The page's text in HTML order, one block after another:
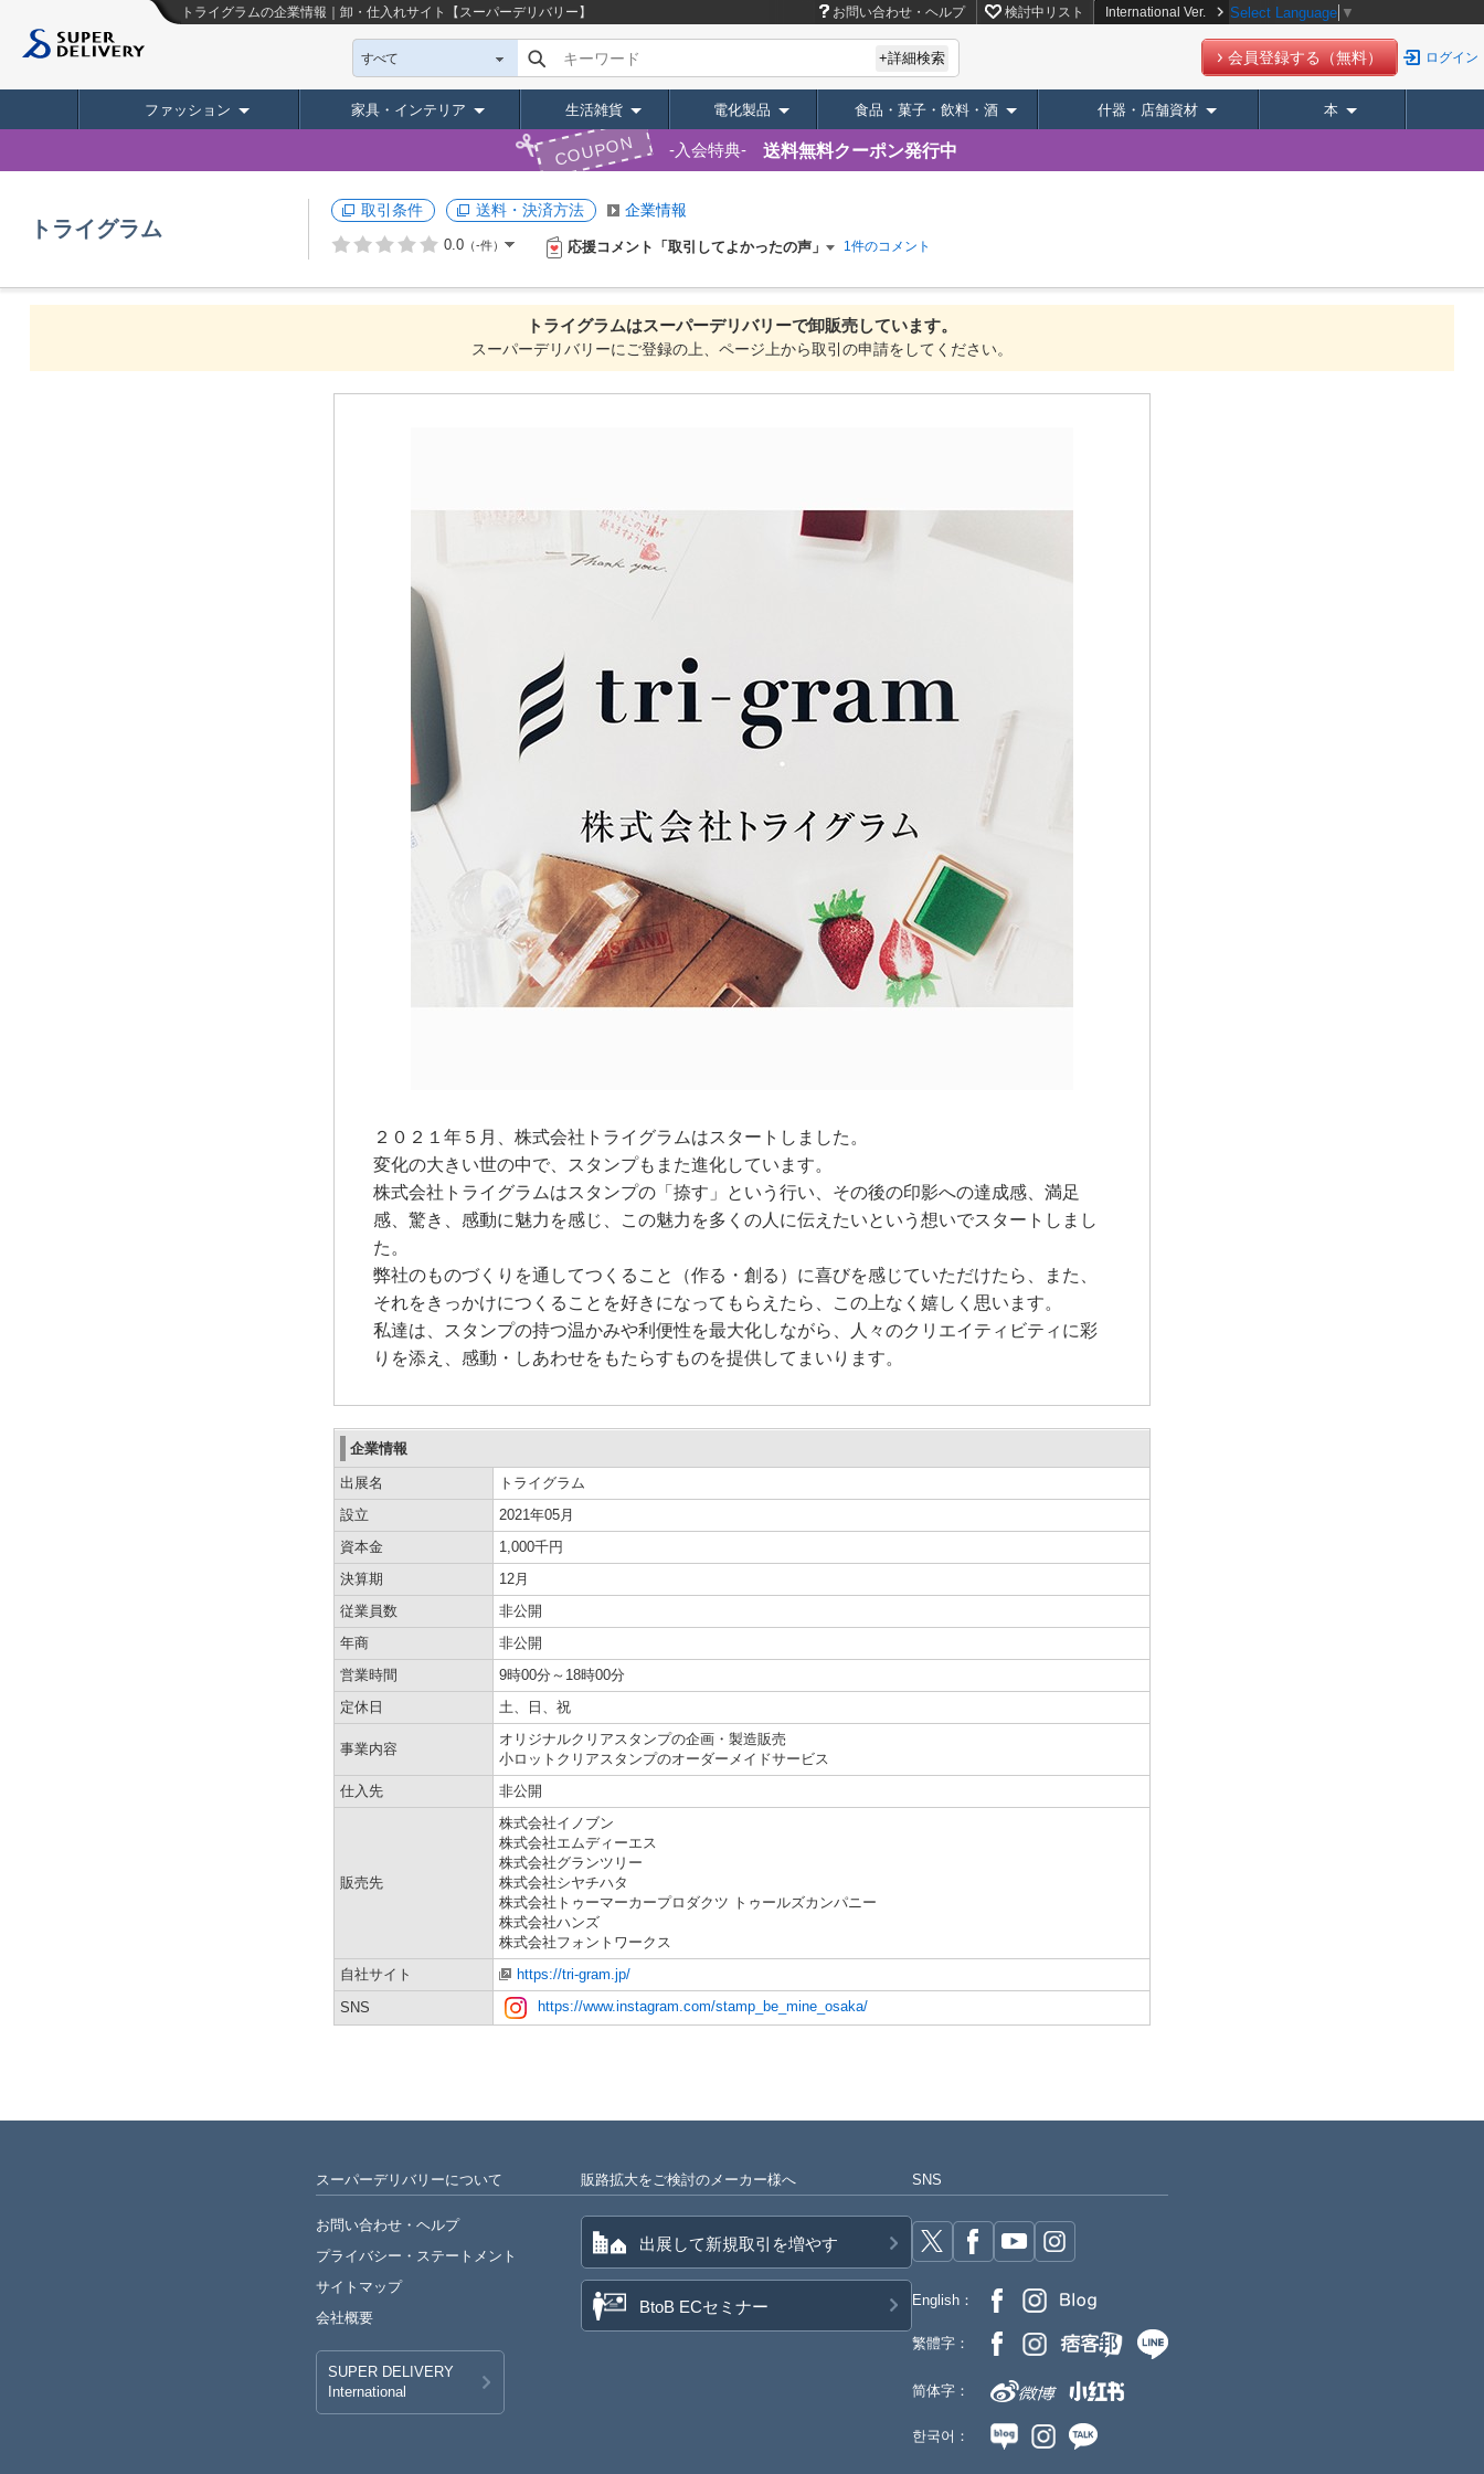
トライグラムの企業情報｜卸・仕入れサイト【スーパーデリバリー】 お問い合わせ・ヘルプ 検討中リスト International Ver. Select Language ▼
すべて キーワード +詳細検索 会員登録する（無料） ログイン
ファッション 家具・インテリア 生活雑貨 電化製品 食品・菓子・飲料・酒 什器・店舗資材 本
COUPON 入会特典 送料無料クーポン発行中
トライグラム
取引条件 送料・決済方法 企業情報
0.0 （-件） 応援コメント「取引してよかったの声」 1件のコメント
トライグラムはスーパーデリバリーで卸販売しています。
スーパーデリバリーにご登録の上、ページ上から取引の申請をしてください。
２０２１年５月、株式会社トライグラムはスタートしました。
変化の大きい世の中で、スタンプもまた進化しています。
株式会社トライグラムはスタンプの「捺す」という行い、その後の印影への達成感、満足
感、驚き、感動に魅力を感じ、この魅力を多くの人に伝えたいという想いでスタートしまし
た。
弊社のものづくりを通してつくること（作る・創る）に喜びを感じていただけたら、また、
それをきっかけにつくることを好きになってもらえたら、この上なく嬉しく思います。
私達は、スタンプの持つ温かみや利便性を最大化しながら、人々のクリエイティビティに彩
りを添え、感動・しあわせをもたらすものを提供してまいります。
企業情報
出展名
トライグラム
設立
2021年05月
資本金
1,000千円
決算期
12月
従業員数
非公開
年商
非公開
営業時間
9時00分～18時00分
定休日
土、日、祝
事業内容
オリジナルクリアスタンプの企画・製造販売
小ロットクリアスタンプのオーダーメイドサービス
仕入先
非公開
販売先
株式会社イノブン
株式会社エムディーエス
株式会社グランツリー
株式会社シヤチハタ
株式会社トゥーマーカープロダクツ トゥールズカンパニー
株式会社ハンズ
株式会社フォントワークス
自社サイト
https://tri-gram.jp/
SNS
https://www.instagram.com/stamp_be_mine_osaka/
スーパーデリバリーについて
お問い合わせ・ヘルプ
プライバシー・ ステートメント
サイトマップ
会社概要
SUPER DELIVERY
International
販路拡大をご検討のメーカー様へ
出展して新規取引を増やす
BtoB ECセミナー
SNS
English：
繁體字：
简体字：
한국어：